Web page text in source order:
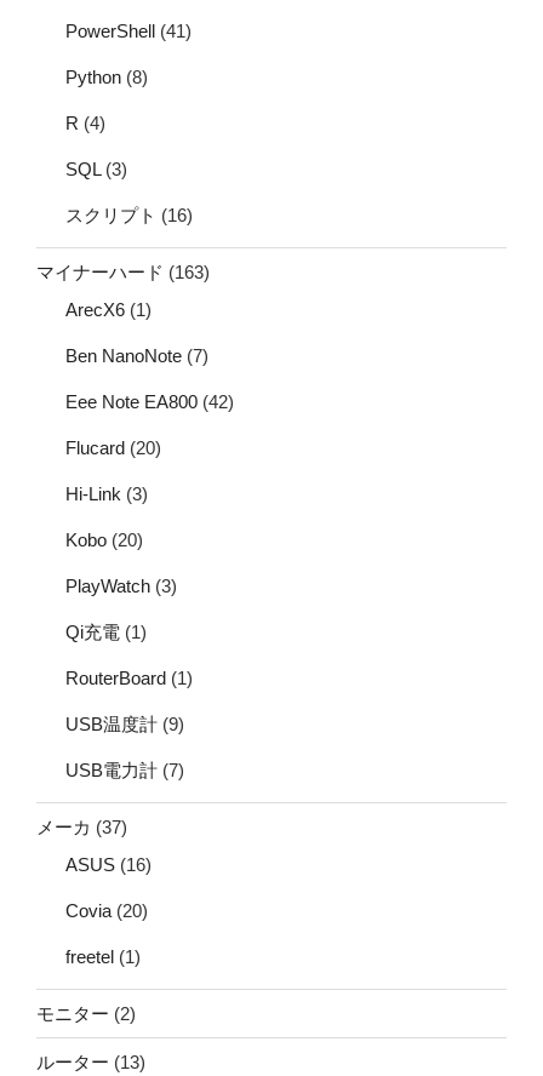
PowerShell (41)
Python (8)
R (4)
SQL(3)
スクリプト (16)
マイナーハード (163)
ArecX6 (1)
Ben NanoNote (7)
Eee Note EA800 (42)
Flucard (20)
Hi-Link (3)
Kobo (20)
PlayWatch (3)
Qi充電 (1)
RouterBoard (1)
USB温度計 (9)
USB電力計 (7)
メーカ (37)
ASUS (16)
Covia (20)
freetel (1)
モニター (2)
ルーター (13)